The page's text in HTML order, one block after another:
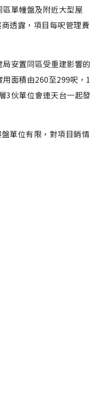
單幢盤及附近大型屋
透露，項目每呎管理費
安置同區受重建影響的
面積由260至299呎，1
3伙單位會連天台一起發
單位有限，對項目銷情